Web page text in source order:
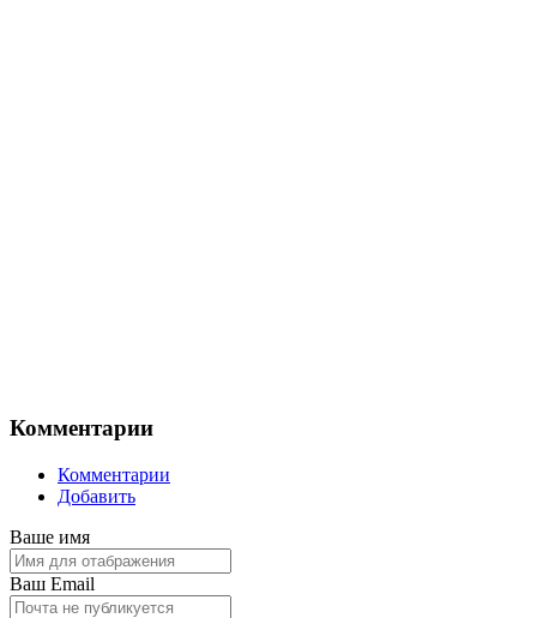
Комментарии
Комментарии
Добавить
Ваше имя
Ваш Email